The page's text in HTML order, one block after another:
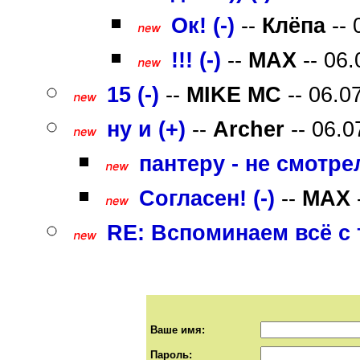
Ок! (-) -- Клёпа--
!!! (-) -- MAX --
15 (-) -- MIKE MC --
ну и (+) -- Archer --
пантеру - не
Согласен! (-) -- MAX
RE: Вспоминаем всё с
Ваше имя:
Пароль: